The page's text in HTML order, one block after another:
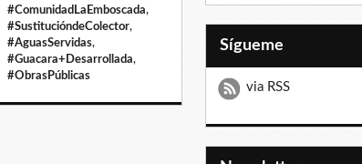
#ComunidadLaEmboscada,
#SustitucióndeColector,
#AguasServidas,
#Guacara+Desarrollada,
#ObrasPúblicas
Sígueme
via RSS